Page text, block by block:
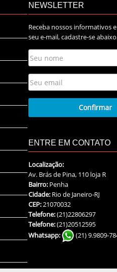
NEWSLETTER
Receba nossos informativos
seu e-mail, cadastre-se
ENTRE EM CONTATO
Localização:
Av. Brás de Pina, 110 loja R
Bairro: Penha
Cidade: Rio de Janeiro-RJ
CEP:21070032
Telefone:(21)22806297
Telefone:(21)20512595
Whatsapp:
(21) 9.9809-